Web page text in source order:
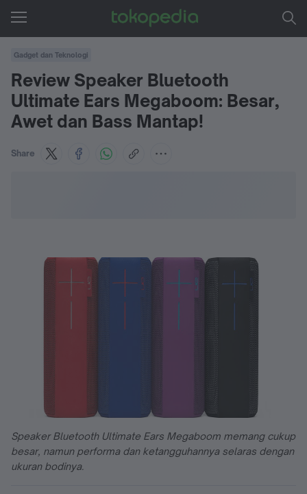
Gadget dan Teknologi
Review Speaker Bluetooth
Ultimate Ears Megaboom: Besar,
Awet dan Bass Mantap!
Share
Speaker Bluetooth Ultimate Ears Megaboom memang cukup
besar, namun performa dan ketangguhannya selaras dengan
ukuran bodinya.